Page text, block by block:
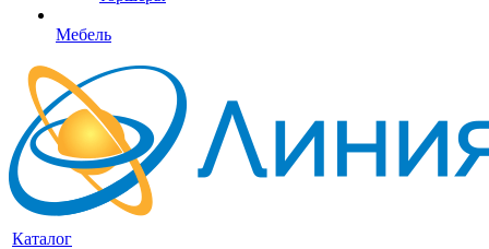
Мебель
Каталог